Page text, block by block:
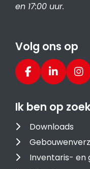
en 17:00 uur.
Volg ons op
Ik ben op
Downloads
Inventaris- en